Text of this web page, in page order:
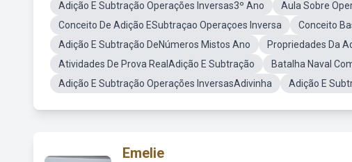
Adição E Subtração Operações Inversas3º Ano
Aula Sobre
Conceito De Adição ESubtraçao Operaçoes Inversa
Conceito
Adição E Subtração DeNúmeros Mistos Ano
Propriedades Da
Atividades De Prova RealAdição E Subtração
Batalha Naval
Adição E Subtração Operações InversasAdivinha
Adição E
Emelie